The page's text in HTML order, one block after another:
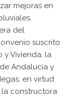
mejoras en
del
suscrito
y Vivienda, la
Andalucía y
en virtud
constructora